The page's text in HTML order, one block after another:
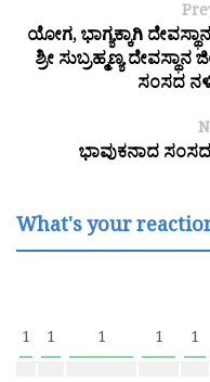
ಯೋಗ, ಭಾಗ್ಯಕ್ಕಾಗಿ
ಶ್ರೀ ಸುಬ್ರಹ್ಮಣ್ಯ
ಸಂಸದ
ಭಾವುಕನಾದ
What's your
1 1 1 1 1